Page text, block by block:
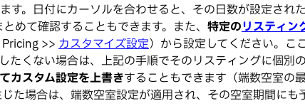
。日付にカーソルを合わせると、その日数が設定され
めて確認することもできます。また、 特定のリスティン
>> カスタマイズ設定）から設定してください。こ
くない場合は、上記の手順でそのリスティングに個別
カスタム設定を上書きすることもできます（端数空室の
た場合は、端数空室設定が適用され、その空室期間に